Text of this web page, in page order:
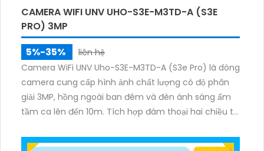
CAMERA WIFI UNV UHO-S3E-M3TD-A (S3E
PRO) 3MP
5%-35%
liên hệ
Camera WiFi UNV Uho-S3E-M3TD-A (S3e Pro) là dòng
camera cung cấp hình ảnh chất lượng có độ phân
giải 3MP, hồng ngoài ban đêm và đèn ánh sáng ấm
tầm ca lên đến 10m. Tích hợp đàm thoại hai chiều to